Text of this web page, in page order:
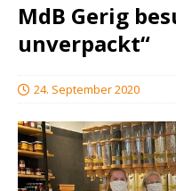
MdB Gerig
unverpackt“
24. September 2020